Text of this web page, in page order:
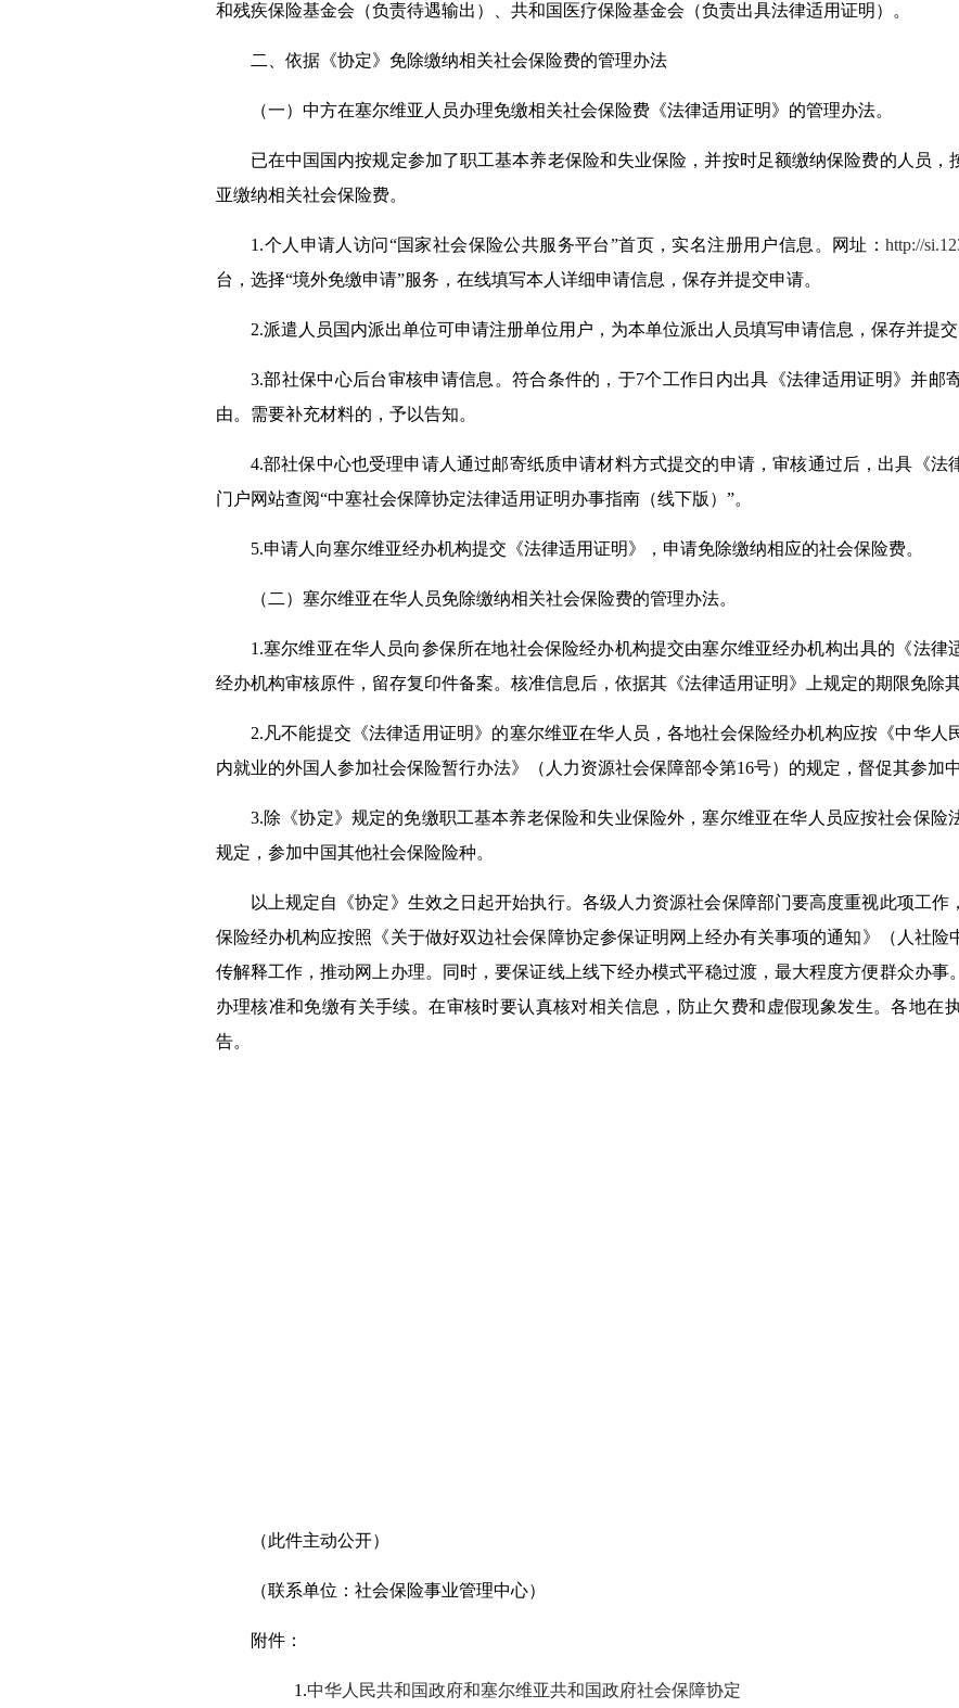
和残疾保险基金会 （负责待遇输出 ）、共和国 医疗保险基金会 （负责出具法律适用证明 ） 。
二、依据《协定》免除缴纳相关社会保险费的管理办法
（一）中方在塞尔维亚人员办理免缴相关社会保险费《法律适用证明》的管理办法。
已在中国国内按规定参加了职工基本养老保险和失业保险，并按时足额缴纳保险费的人员，
亚缴纳相关社会保险费。
1.个人申请人访问“国家社会保险公共服务平台”首页， 实名注册用户信息。网址 ：http://
台 ， 选择“境外免缴申请”服务 ，在线填写本人详细申请信息，保存并提交申请。
2.派遣人员国内派出单位可申请注册单位用户 ，为本单位派出 人员填写申请信息，保存并提交
3.部社保中心后台审核申请信息。 符合条件的， 于7个工作日内出具《法律适用证明》并邮
由。 需要补充材料的，予以告知。
4.部社保中心也受理申请人 通过邮寄纸质申请材料方式提交的申请，审核通过后，出具 《法
门户网站查阅“中塞社会保障协定法律适用证明办事指南（线下版 ） ”。
5.申请人向塞尔维亚经办机构提交《法律适用证明》，申请免除缴纳相应的社会保险费。
（二） 塞尔维亚在华人员免除缴纳相关社会保险费的管理办法。
1.塞尔维亚在华人员向参保所在地社会保险经办机构提交由塞尔维亚经办机构出具的《法律
经办机构审核原件，留存复印件备案。核准信息后，依据其《法律适用证明》上规定的期限免除
2.凡不能提交《法律适用证明》的塞尔维亚在华人员，各地社会保险经办机构应按《中华人
内就业的外国人参加社会保险暂行办法》（人力资源社会保障部令第16号）的规定，督促其参加
3.除《协定》规定的免缴职工基本养老保险和失业保险外，塞尔维亚在华人员应按社会保险
规定，参加中国其他社会保险险种。
以上规定自《协定》生效之日起开始执行。各级人力资源社会保障部门要高度重视此项工作
保险经办机构应按照 《关于做好双边社会保障协定参保证明网上经办有关事项的通知》（人社险
传解释工作，推动网上办理。 同时 ，要保证线上线下经办模式平稳过渡，最大程度方便群众办事
办理核准和免缴有关手续。在审核时要认真核对相关信息，防止欠费和虚假现象发生。各地在
告。
（此件主动公开）
（联系单位：社会保险事业管理中心）
附件：
1.中华人民共和国政府和塞尔维亚共和国政府社会保障协定